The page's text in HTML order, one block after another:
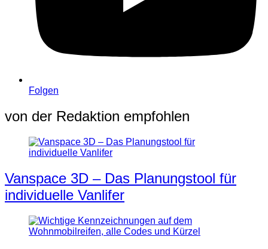
Folgen
von der Redaktion empfohlen
Vanspace 3D – Das Planungstool für
individuelle Vanlifer